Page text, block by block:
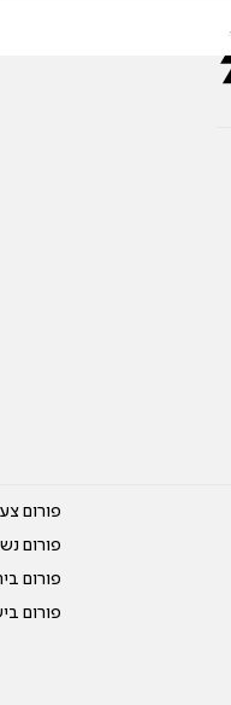
פורום
פורום
פורום
פורום